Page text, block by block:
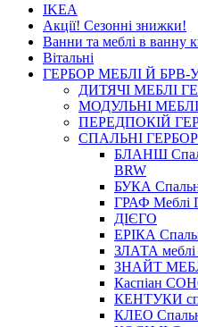
IKEA
Акції! Сезонні знижки!
Ванни та меблі в ванну
Вітальні
ГЕРБОР МЕБЛІ Й БРВ-
ДИТЯЧІ МЕБЛІ
МОДУЛЬНІ
ПЕРЕДПОКІЙ
СПАЛЬНІ
БЛАНШ
BRW
БУКА
ГРАФ Меблі
ДІЄГО
ЕРІКА
ЗЛАТА меблі
ЗНАЙТ
Каспіан
КЕНТУКИ
КЛЕО